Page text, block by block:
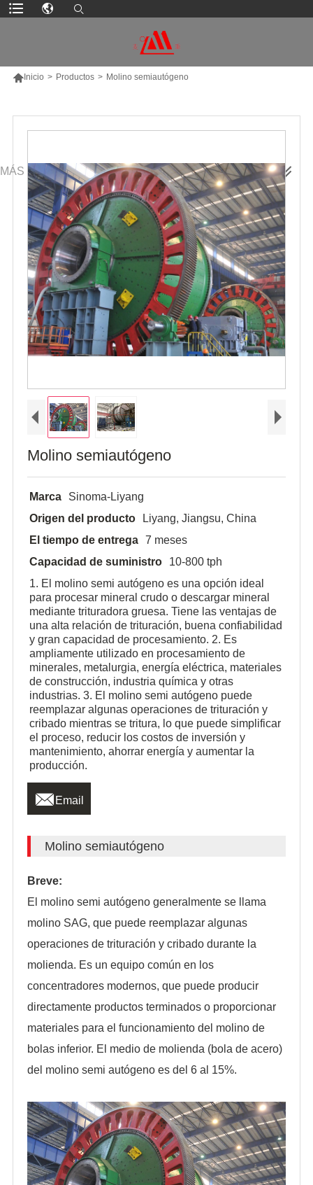
Inicio > Productos > Molino semiautógeno
MÁS PRODUCTOS
Molino semiautógeno
Marca
Sinoma-Liyang
Origen del producto
Liyang, Jiangsu, China
El tiempo de entrega 7 meses
Capacidad de suministro
10-800 tph
1. El molino semi autógeno es una opción ideal
para procesar mineral crudo o descargar mineral
mediante trituradora gruesa. Tiene las ventajas de
una alta relación de trituración, buena confiabilidad
y gran capacidad de procesamiento. 2. Es
ampliamente utilizado en procesamiento de
minerales, metalurgia, energía eléctrica, materiales
de construcción, industria química y otras
industrias. 3. El molino semi autógeno puede
reemplazar algunas operaciones de trituración y
cribado mientras se tritura, lo que puede simplificar
el proceso, reducir los costos de inversión y
mantenimiento, ahorrar energía y aumentar la
producción.
 Email
Molino semiautógeno
Breve:
El molino semi autógeno generalmente se llama
molino SAG, que puede reemplazar algunas
operaciones de trituración y cribado durante la
molienda. Es un equipo común en los
concentradores modernos, que puede producir
directamente productos terminados o proporcionar
materiales para el funcionamiento del molino de
bolas inferior. El medio de molienda (bola de acero)
del molino semi autógeno es del 6 al 15%.